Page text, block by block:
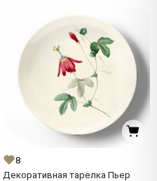
8
Декоративная тарелка Пьер